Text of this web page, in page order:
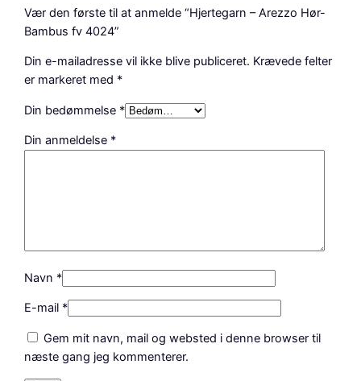
B
a
b
u
s
v
n
t
l
Vær den første til at anmelde “Hjertegarn – Arezzo Hør-
Bambus fv 4024”
Din e-mailadresse vil ikke blive publiceret. Krævede felter
er markeret med *
Din bedømmelse *
Din anmeldelse *
Navn *
E-mail *
Gem mit navn, mail og websted i denne browser til
næste gang jeg kommenterer.